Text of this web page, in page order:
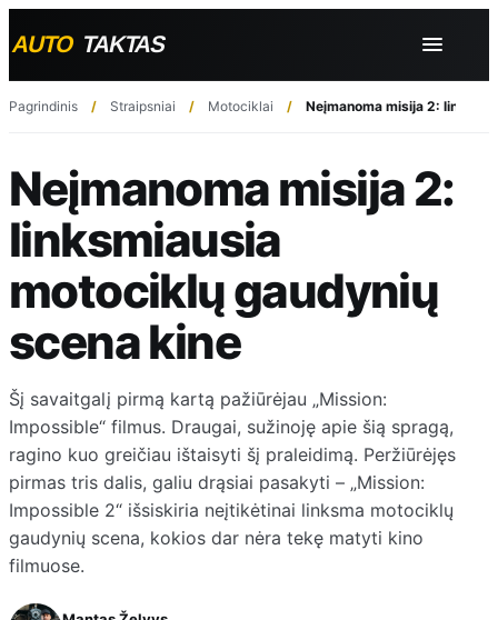
Pagrindinis Straipsniai Motociklai Neįmanoma misija 2:
Neįmanoma misija 2:
linksmiausia
motociklų gaudynių
scena kine
Šį savaitgalį pirmą kartą pažiūrėjau „Mission:
Impossible“ filmus. Draugai, sužinoję apie šią spragą,
ragino kuo greičiau ištaisyti šį praleidimą. Peržiūrėjęs
pirmas tris dalis, galiu drąsiai pasakyti – „Mission:
Impossible 2“ išsiskiria neįtikėtinai linksma motociklų
gaudynių scena, kokios dar nėra tekę matyti kino
filmuose.